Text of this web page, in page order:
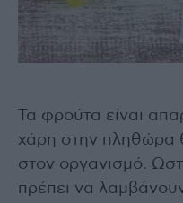
Τα φρούτα είναι
χάρη στην πληθώρα
στον οργανισμό.
πρέπει να